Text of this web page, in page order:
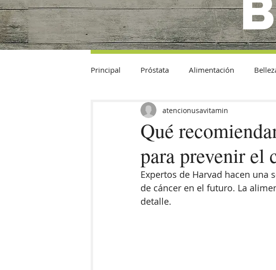
Principal Próstata Alimentación
Datos Curiosos
Qué
para prevenir el
atencionusavitamin
Expertos de Harvad hacen una
de cáncer en el futuro. La
detalle.